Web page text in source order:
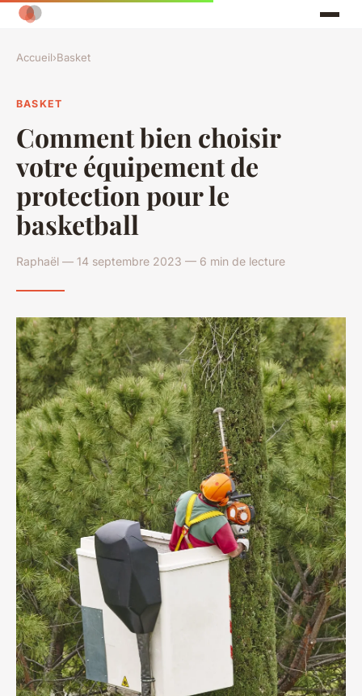
Accueil›Basket
BASKET
Comment bien choisir
votre équipement de
protection pour le
basketball
Raphaël — 14 septembre 2023 — 6 min de lecture